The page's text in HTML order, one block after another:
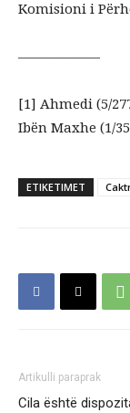
Komisioni i
——————
[1] Ahmedi (5/
Ibën Maxhe (1/
ETIKETIMET
Artikulli paraprak
Cila është